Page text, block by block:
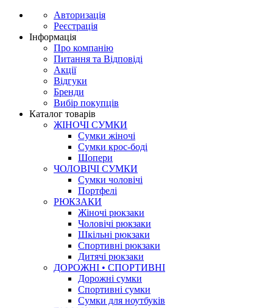
Авторизація
Реєстрація
Інформація
Про компанію
Питання та Відповіді
Акції
Відгуки
Бренди
Вибір покупців
Каталог товарів
ЖІНОЧІ СУМКИ
Сумки жіночі
Сумки крос-боді
Шопери
ЧОЛОВІЧІ СУМКИ
Сумки чоловічі
Портфелі
РЮКЗАКИ
Жіночі рюкзаки
Чоловічі рюкзаки
Шкільні рюкзаки
Спортивні рюкзаки
Дитячі рюкзаки
ДОРОЖНІ • СПОРТИВНІ
Дорожні сумки
Спортивні сумки
Сумки для ноутбуків